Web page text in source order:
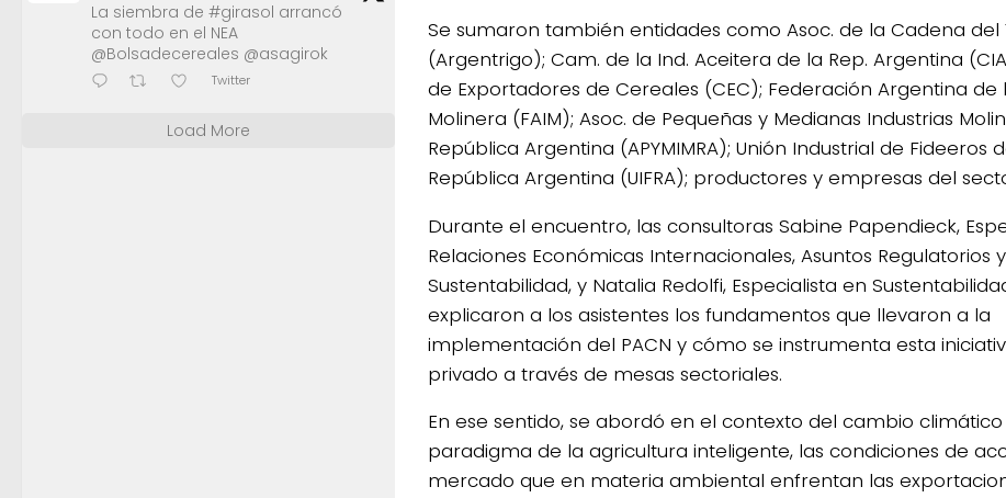
Se sumaron también entidades como Asoc. de la Cadena del
(Argentrigo); Cam. de la Ind. Aceitera de la Rep. Argentina
de Exportadores de Cereales (CEC); Federación Argentina de
Molinera (FAIM); Asoc. de Pequeñas y Medianas Industrias
República Argentina (APYMIMRA); Unión Industrial de Fideeros
República Argentina (UIFRA); productores y empresas del
Durante el encuentro, las consultoras Sabine Papendieck,
Relaciones Económicas Internacionales, Asuntos Regulatorios y
Sustentabilidad, y Natalia Redolfi, Especialista en
explicaron a los asistentes los fundamentos que llevaron a la
implementación del PACN y cómo se instrumenta esta
privado a través de mesas sectoriales.
En ese sentido, se abordó en el contexto del cambio
paradigma de la agricultura inteligente, las condiciones de
mercado que en materia ambiental enfrentan las
La siembra de #girasol arrancó
con todo en el NEA
@Bolsadecereales @asagirok
Twitter
Load More